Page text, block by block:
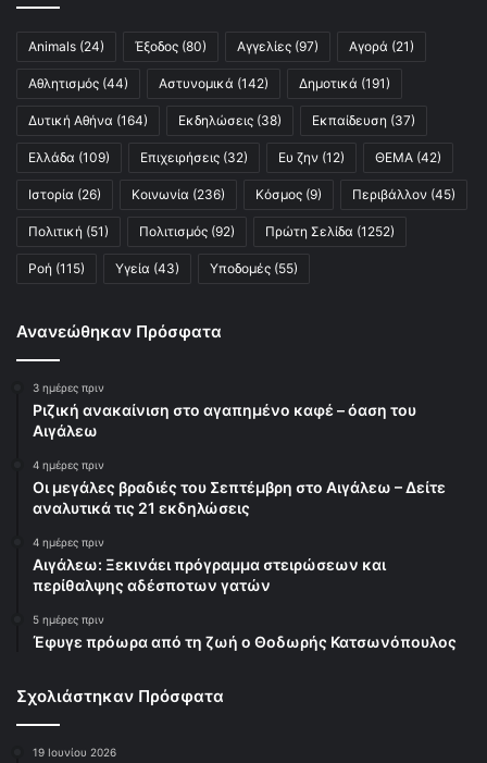
Animals (24) Έξοδος (80) Αγγελίες (97) Αγορά (21)
Αθλητισμός (44) Αστυνομικά (142) Δημοτικά (191)
Δυτική Αθήνα (164) Εκδηλώσεις (38) Εκπαίδευση (37)
Ελλάδα (109) Επιχειρήσεις (32) Ευ ζην (12) ΘΕΜΑ (42)
Ιστορία (26) Κοινωνία (236) Κόσμος (9) Περιβάλλον (45)
Πολιτική (51) Πολιτισμός (92) Πρώτη Σελίδα (1252)
Ροή (115) Υγεία (43) Υποδομές (55)
Ανανεώθηκαν Πρόσφατα
3 ημέρες πριν
Ριζική ανακαίνιση στο αγαπημένο καφέ – όαση του
Αιγάλεω
4 ημέρες πριν
Οι μεγάλες βραδιές του Σεπτέμβρη στο Αιγάλεω – Δείτε
αναλυτικά τις 21 εκδηλώσεις
4 ημέρες πριν
Αιγάλεω: Ξεκινάει πρόγραμμα στειρώσεων και
περίθαλψης αδέσποτων γατών
5 ημέρες πριν
Έφυγε πρόωρα από τη ζωή ο Θοδωρής Κατσωνόπουλος
Σχολιάστηκαν Πρόσφατα
19 Ιουνίου 2026